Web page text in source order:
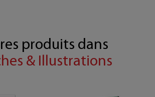
produits dans
& Illustrations